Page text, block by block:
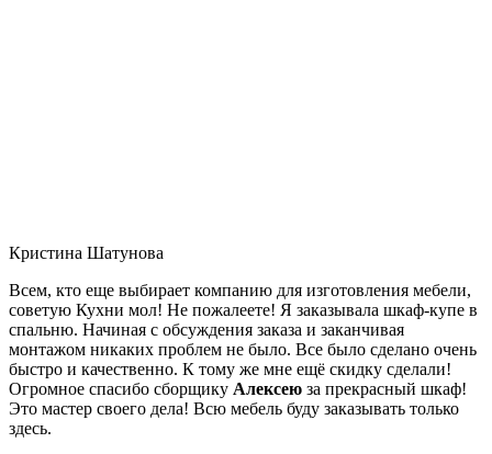
Кристина Шатунова
Всем, кто еще выбирает компанию для изготовления мебели,
советую Кухни мол! Не пожалеете! Я заказывала шкаф-купе в
спальню. Начиная с обсуждения заказа и заканчивая
монтажом никаких проблем не было. Все было сделано очень
быстро и качественно. К тому же мне ещё скидку сделали!
Огромное спасибо сборщику Алексею за прекрасный шкаф!
Это мастер своего дела! Всю мебель буду заказывать только
здесь.